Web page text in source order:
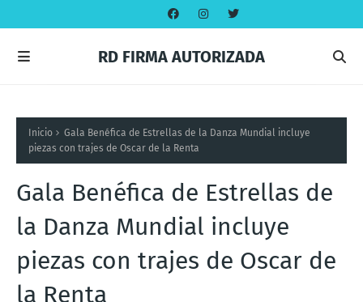
RD FIRMA AUTORIZADA
Inicio
Gala Benéfica de Estrellas de la Danza Mundial incluye
piezas con trajes de Oscar de la Renta
Gala Benéfica de Estrellas de
la Danza Mundial incluye
piezas con trajes de Oscar de
la Renta